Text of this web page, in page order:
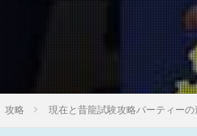
攻略 現在と昔龍試験攻略パーティー